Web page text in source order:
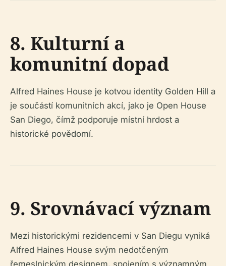
8. Kulturní a
komunitní dopad
Alfred Haines House je kotvou identity Golden Hill a
je součástí komunitních akcí, jako je Open House
San Diego, čímž podporuje místní hrdost a
historické povědomí.
9. Srovnávací význam
Mezi historickými rezidencemi v San Diegu vyniká
Alfred Haines House svým nedotčeným
řemeslnickým designem, spojením s významným